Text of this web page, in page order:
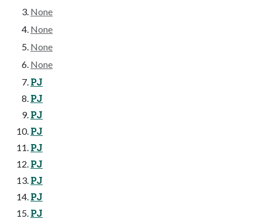
None
None
None
None
PJ
PJ
PJ
PJ
PJ
PJ
PJ
PJ
PJ